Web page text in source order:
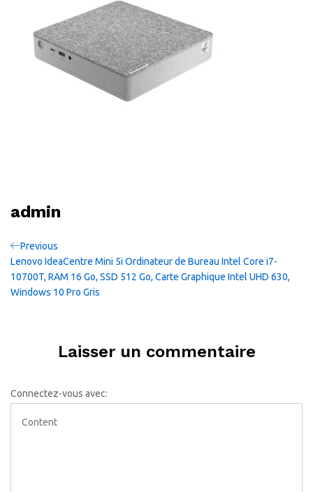
admin
Navigation
de
l’article
Previous
Post
Previous
Lenovo IdeaCentre Mini 5i Ordinateur de Bureau Intel Core i7-
10700T, RAM 16 Go, SSD 512 Go, Carte Graphique Intel UHD 630,
Windows 10 Pro Gris
Laisser un commentaire
Connectez-vous avec: